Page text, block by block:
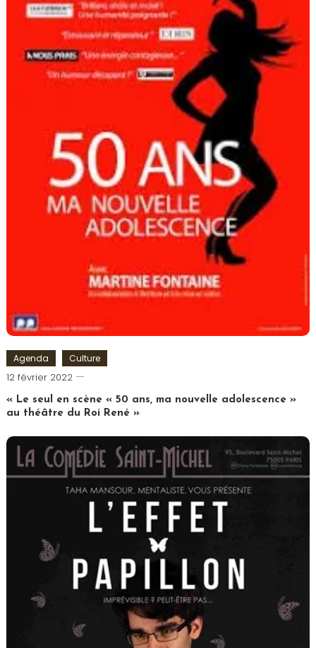
Agenda Culture
12 février 2022
Cédric
Cilia
« Le seul en scène « 50 ans, ma nouvelle adolescence »
au théâtre du Roi René »